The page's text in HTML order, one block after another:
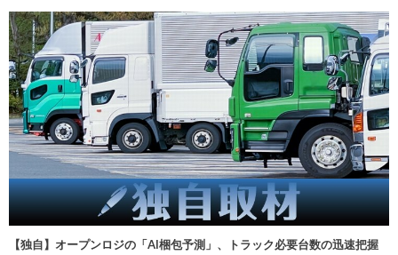
【独自】オープンロジの「AI梱包予測」、トラック必要台数の迅速把握